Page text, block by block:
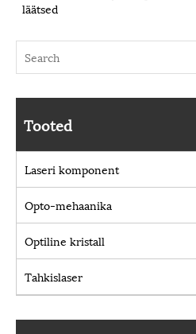
läätsed
Tooted
Laseri komponent
Opto-mehaanika
Optiline kristall
Tahkislaser